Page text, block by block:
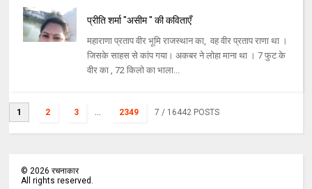
प्रीति शर्मा "असीम " की कविताएँ
महाराणा प्रताप वीर भूमि राजस्थान का, वह वीर प्रताप राणा था ।
जिसके साहस से कांप गया। अकबर ने लोहा माना था । 7 फुट के
वीर का , 72 किलो का भाला...
1 2 3 ... 2349 7 / 16442 POSTS
©2026 रचनाकार
All rights reserved.